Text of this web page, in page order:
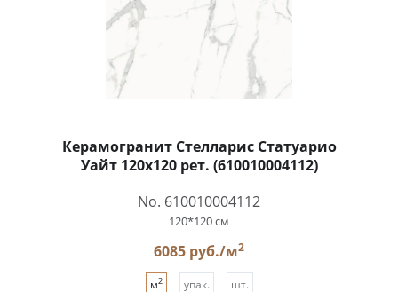
Керамогранит Стелларис Статуарио
Уайт 120x120 рет. (610010004112)
No. 610010004112
120*120 см
6085 руб./м2
м2 упак. шт.